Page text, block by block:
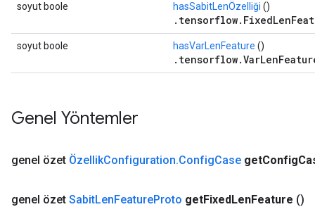
soyut boole hasSabitLenÖzelliği ()
soyut boole hasVarLenFeature ()
Genel Yöntemler
genel özet ÖzellikConfiguration.ConfigCase getConfig
genel özet SabitLenFeatureProto getFixedLenFeature ()